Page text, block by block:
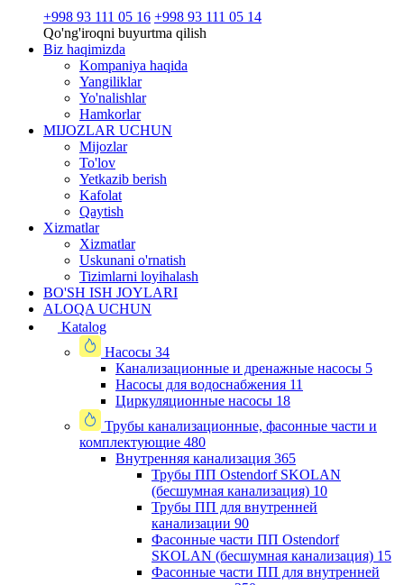
+998 93 111 05 16 +998 93 111 05 14
Qo'ng'iroqni buyurtma qilish
Biz haqimizda
Kompaniya haqida
Yangiliklar
Yo'nalishlar
Hamkorlar
MIJOZLAR UCHUN
Mijozlar
To'lov
Yetkazib berish
Kafolat
Qaytish
Xizmatlar
Xizmatlar
Uskunani o'rnatish
Tizimlarni loyihalash
BO'SH ISH JOYLARI
ALOQA UCHUN
Katalog
Насосы 34
Канализационные и дренажные насосы 5
Насосы для водоснабжения 11
Циркуляционные насосы 18
Трубы канализационные, фасонные части и
комплектующие 480
Внутренняя канализация 365
Трубы ПП Ostendorf SKOLAN
(бесшумная канализация) 10
Трубы ПП для внутренней
канализации 90
Фасонные части ПП Ostendorf
SKOLAN (бесшумная канализация) 15
Фасонные части ПП для внутренней